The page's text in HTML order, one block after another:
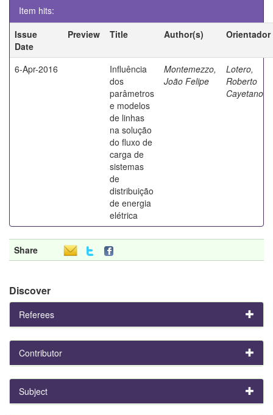
Item hits:
Issue
Date
Preview Title Author(s) Orientador
6-Apr-2016
Influência
dos
parâmetros
e modelos
de linhas
na solução
do fluxo de
carga de
sistemas
de
distribuição
de energia
elétrica
Montemezzo,
João Felipe
Lotero,
Roberto
Cayetano
Share
Discover
Referees
Contributor
Subject